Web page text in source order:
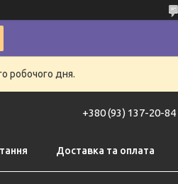
робочого дня.
+380 (93) 137-20-84
Доставка та оплата